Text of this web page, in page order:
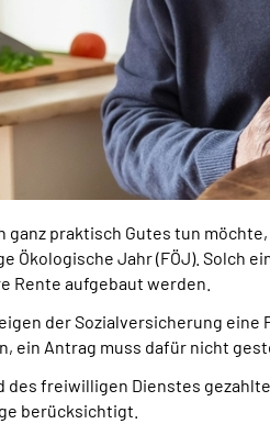
praktisch Gutes tun
Ökologische Jahr (FÖJ).
Rente aufgebaut werden.
der Sozialversicherung
ein Antrag muss dafür nicht
des freiwilligen Dienstes
berücksichtigt.